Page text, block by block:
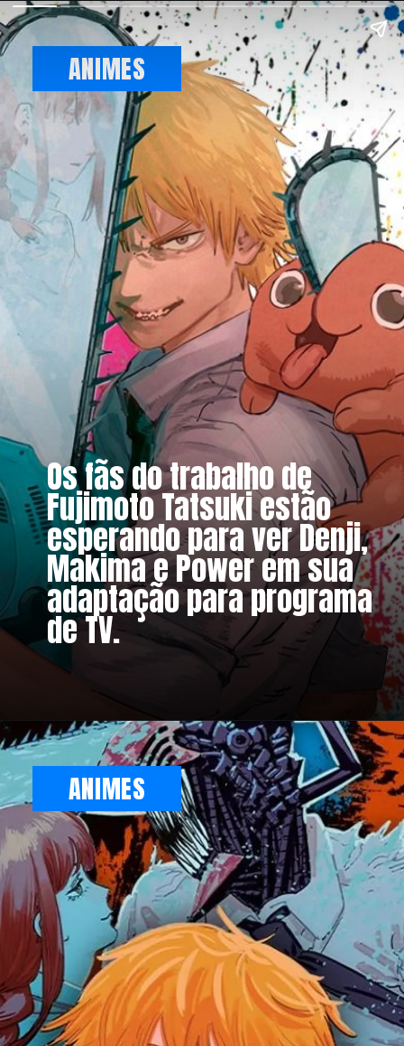
Os fãs do trabalho de
Fujimoto Tatsuki estão
esperando para ver Denji,
Makima e Power em sua
adaptação para programa
de TV.
ANIMES
ANIMES